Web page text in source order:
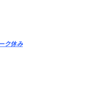
ク休み